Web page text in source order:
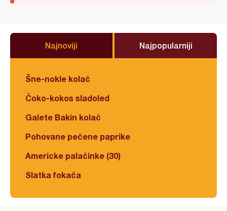
Najnoviji Najpopularniji
Šne-nokle kolač
Čoko-kokos sladoled
Galete Bakin kolač
Pohovane pečene paprike
Americke palačinke (30)
Slatka fokača